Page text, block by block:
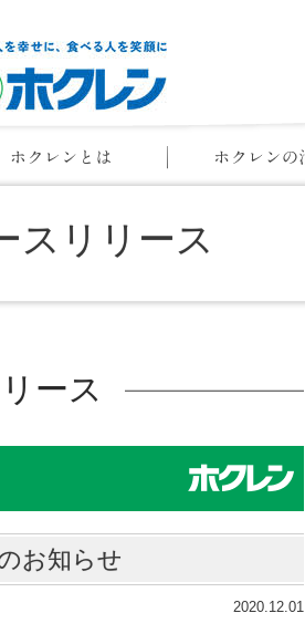
スリリース
ース
お知らせ
2020.12.01